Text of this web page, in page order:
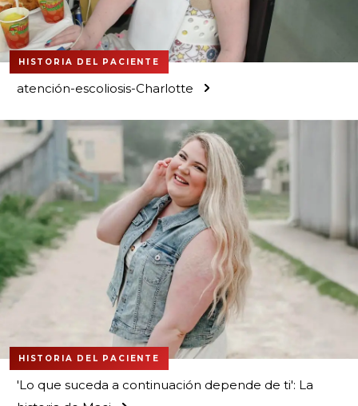
HISTORIA DEL PACIENTE
atención-escoliosis-Charlotte
HISTORIA DEL PACIENTE
'Lo que suceda a continuación depende de ti': La